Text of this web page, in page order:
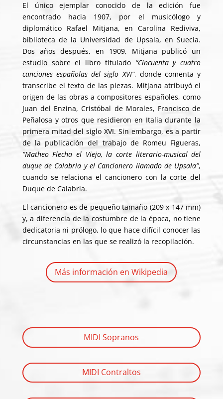
El único ejemplar conocido de la edición fue
encontrado hacia 1907, por el musicólogo y
diplomático Rafael Mitjana, en Carolina Rediviva,
biblioteca de la Universidad de Upsala, en Suecia.
Dos años después, en 1909, Mitjana publicó un
estudio sobre el libro titulado “Cincuenta y cuatro
canciones españolas del siglo XVI”, donde comenta y
transcribe el texto de las piezas. Mitjana atribuyó el
origen de las obras a compositores españoles, como
Juan del Enzina, Cristóbal de Morales, Francisco de
Peñalosa y otros que residieron en Italia durante la
primera mitad del siglo XVI. Sin embargo, es a partir
de la publicación del trabajo de Romeu Figueras,
“Matheo Flecha el Viejo, la corte literario-musical del
duque de Calabria y el Cancionero llamado de Upsala”,
cuando se relaciona el cancionero con la corte del
Duque de Calabria.
El cancionero es de pequeño tamaño (209 x 147 mm)
y, a diferencia de la costumbre de la época, no tiene
dedicatoria ni prólogo, lo que hace difícil conocer las
circunstancias en las que se realizó la recopilación.
Más información en Wikipedia
MIDI Sopranos
MIDI Contraltos